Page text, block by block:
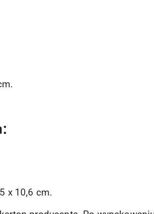
x 10,6 cm.